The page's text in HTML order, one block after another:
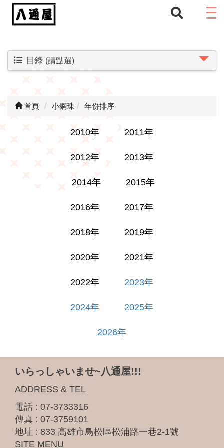
目錄 (請點選)
首頁 小鋼珠 年份排序
2010年 2011年
2012年 2013年
2014年 2015年
2016年 2017年
2018年 2019年
2020年 2021年
2022年 2023年
2024年 2025年
2026年
いらっしゃいませ~八通屋!!!
ADDRESS & TEL
電話 : 07-3733316
傳真 : 07-3759101
地址 : 833 高雄市鳥松區松浦路一巷2-1號
SITE MENU